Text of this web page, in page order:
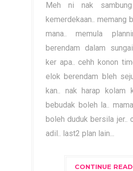
Meh ni nak
kemerdekaan.. memang
mana.. memula
berendam dalam
ker apa.. cehh konon
elok berendam bleh
kan.. nak harap kolam
bebudak boleh la..
boleh duduk bersila jer..
adil.. last2 plan lain...
CONTINUE